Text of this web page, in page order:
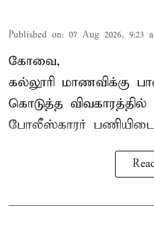
Published on: 07 Aug 2026, 9:23
கோவை,
கல்லூரி மாணவிக்கு
கொடுத்த விவகாரத்தில்
போலீஸ்காரர்